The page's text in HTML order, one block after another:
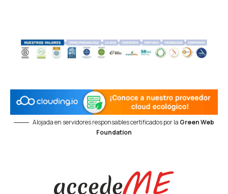
Alojada en servidores responsables certificados por la Green Web
Foundation